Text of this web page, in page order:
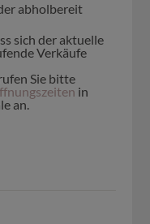
abholbereit
sich der aktuelle
Verkäufe
Sie bitte
in
an.